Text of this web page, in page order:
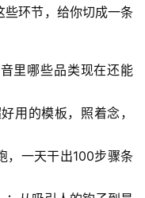
环节，给你切成一条
里哪些品类现在还能
用的模板，照着念，
，一天干出100步骤条